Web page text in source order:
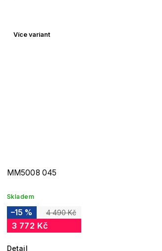
Více variant
MM5008 045
Skladem
4 490 Kč
–15 %
3 772 Kč
Detail